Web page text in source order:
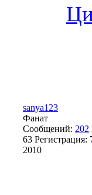
sanya123
Фанат
Сообщений: 202
63 Регистрация:
2010